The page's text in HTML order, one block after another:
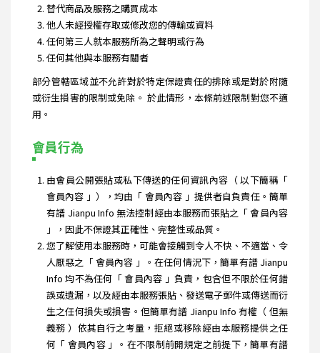
替代商品及服務之購買成本
他人未經授權存取或修改您的傳輸或資料
任何第三人就本服務所為之聲明或行為
任何其他與本服務有關者
部分管轄區域並不允許對於特定保證責任的排除或是對於附隨
或衍生損害的限制或免除。 於此情形，本條前述限制對您不適
用。
會員行為
由會員公開張貼或私下傳送的任何資訊內容（ 以下簡稱「
會員內容 」），均由「 會員內容 」提供者自負責任。簡單
有譜 Jianpu Info 無法控制經由本服務而張貼之「 會員內容
」，因此不保證其正確性、完整性或品質。
您了解使用本服務時，可能會接觸到令人不快、不適當、令
人厭惡之「 會員內容 」。在任何情況下，簡單有譜 Jianpu
Info 均不為任何「 會員內容 」負責，包含但不限於任何錯
誤或遺漏，以及經由本服務張貼、發送電子郵件或傳送而衍
生之任何損失或損害。但簡單有譜 Jianpu Info 有權（ 但無
義務 ）依其自行之考量，拒絕或移除經由本服務提供之任
何「 會員內容 」。在不限制前開規定之前提下，簡單有譜